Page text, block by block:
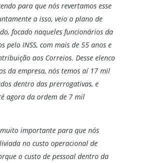
para que nós revertamos esse
a isso, veio o plano de
focado naqueles funcionários da
pelo INSS, com mais de 55 anos e
aos Correios. Desse elenco
da empresa, nós temos aí 17 mil
dentro das prerrogativas, e
agora da ordem de 7 mil
muito importante para que nós
no custo operacional de
o custo de pessoal dentro da